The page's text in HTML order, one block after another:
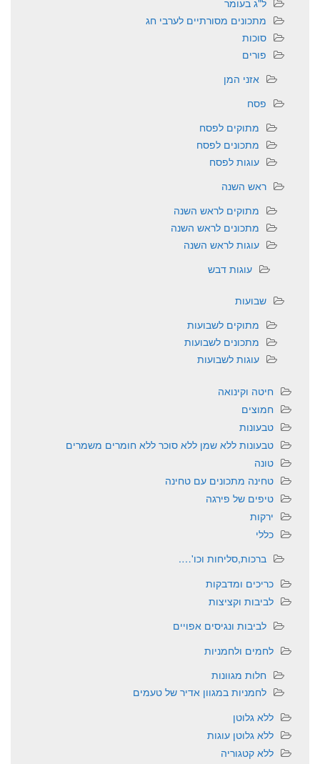
ל"ג בעומר
מתכונים מסורתיים לערבי חג
סוכות
פורים
אזני המן
פסח
מתוקים לפסח
מתכונים לפסח
עוגות לפסח
ראש השנה
מתוקים לראש השנה
מתכונים לראש השנה
עוגות לראש השנה
עוגות דבש
שבועות
מתוקים לשבועות
מתכונים לשבועות
עוגות לשבועות
חיטה וקינואה
חמוצים
טבעונות
טבעונות ללא שמן ללא סוכר ללא חומרים משמרים
טונה
טחינה מתכונים עם טחינה
טיפים של פירגה
ירקות
כללי
ברכות,סליחות וכו'….
כריכים ומדבקות
לביבות וקציצות
לביבות ונגיסים אפויים
לחמים ולחמניות
חלות מגוונות
לחמניות במגוון אדיר של טעמים
ללא גלוטן
ללא גלוטן עוגות
ללא קטגוריה